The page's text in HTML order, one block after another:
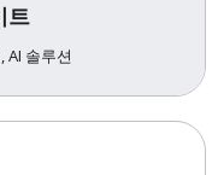
트
AI 솔루션